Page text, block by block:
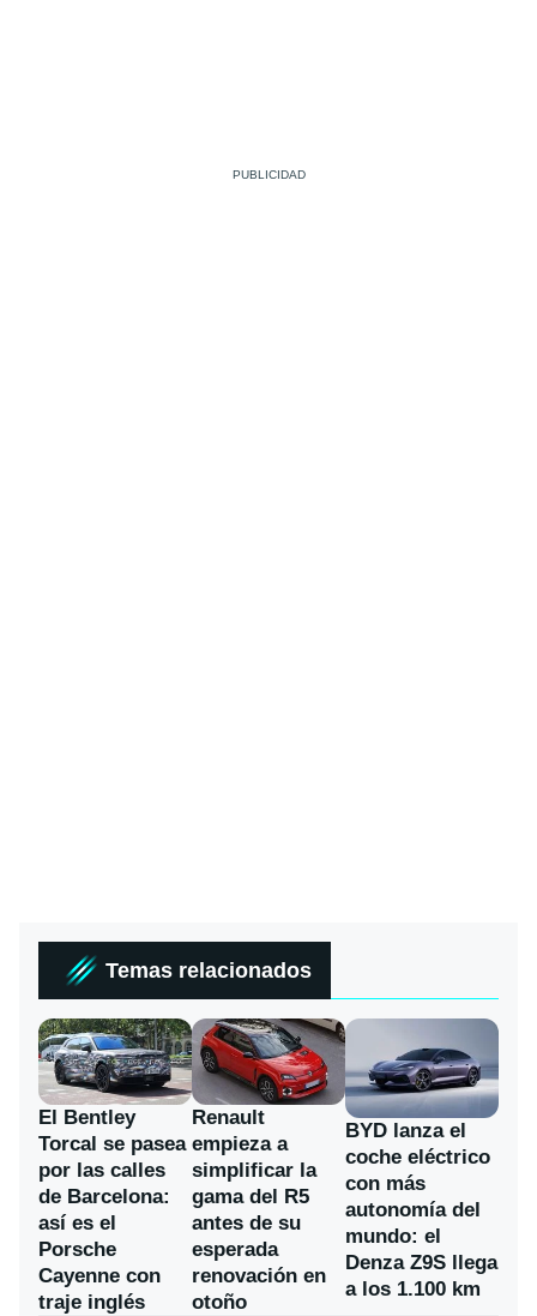
Temas relacionados
El Bentley
Torcal se pasea
por las calles
de Barcelona:
así es el
Porsche
Cayenne con
traje inglés
Renault
empieza a
simplificar la
gama del R5
antes de su
esperada
renovación en
otoño
BYD lanza el
coche eléctrico
con más
autonomía del
mundo: el
Denza Z9S llega
a los 1.100 km